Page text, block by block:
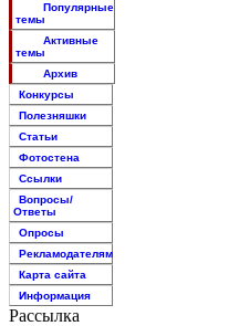
Популярные
темы
Активные
темы
Архив
Конкурсы
Полезняшки
Статьи
Фотостена
Ссылки
Вопросы/
Ответы
Опросы
Рекламодателям
Карта сайта
Информация
Рассылка